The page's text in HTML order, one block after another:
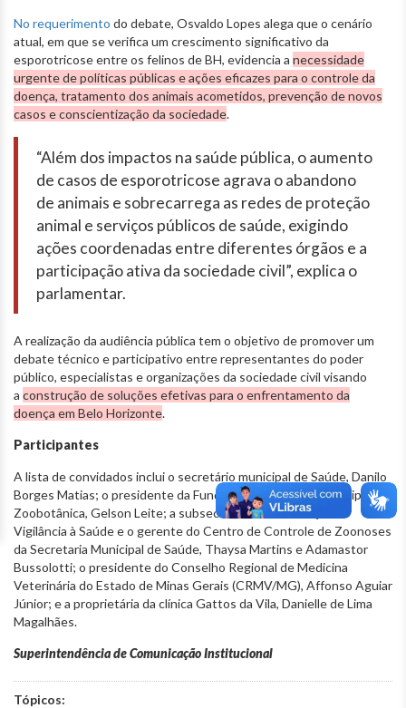
No requerimento do debate, Osvaldo Lopes alega que o cenário
atual, em que se verifica um crescimento significativo da
esporotricose entre os felinos de BH, evidencia a necessidade
urgente de políticas públicas e ações eficazes para o controle da
doença, tratamento dos animais acometidos, prevenção de novos
casos e conscientização da sociedade.
“Além dos impactos na saúde pública, o aumento
de casos de esporotricose agrava o abandono
de animais e sobrecarrega as redes de proteção
animal e serviços públicos de saúde, exigindo
ações coordenadas entre diferentes órgãos e a
participação ativa da sociedade civil”, explica o
parlamentar.
A realização da audiência pública tem o objetivo de promover um
debate técnico e participativo entre representantes do poder
público, especialistas e organizações da sociedade civil visando
a construção de soluções efetivas para o enfrentamento da
doença em Belo Horizonte.
Participantes
A lista de convidados inclui o secretário municipal de Saúde, Danilo
Borges Matias; o presidente da Fundação de Parques Municipais e
Zoobotânica, Gelson Leite; a subsecretária de Promoção e
Vigilância à Saúde e o gerente do Centro de Controle de Zoonoses
da Secretaria Municipal de Saúde, Thaysa Martins e Adamastor
Bussolotti; o presidente do Conselho Regional de Medicina
Veterinária do Estado de Minas Gerais (CRMV/MG), Affonso Aguiar
Júnior; e a proprietária da clínica Gattos da Vila, Danielle de Lima
Magalhães.
Superintendência de Comunicação Institucional
Tópicos: